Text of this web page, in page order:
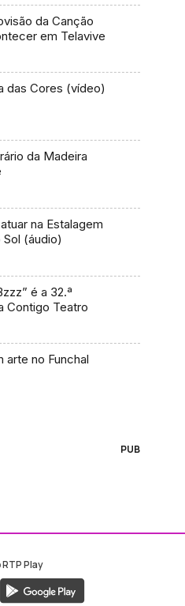
da Canção
em Telavive
das Cores (vídeo)
da Madeira
atuar na Estalagem
(áudio)
é a 32.ª
Contigo Teatro
arte no Funchal
PUB
RTP Play